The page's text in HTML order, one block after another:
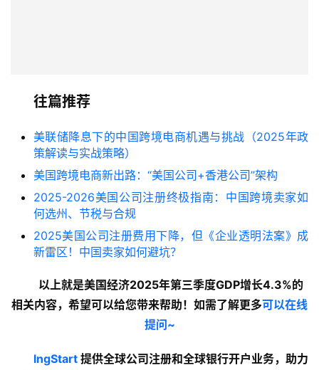
往篇推荐
美联储降息下的中国跨境电商机遇与挑战（2025年政
策解读与实战策略）
美国跨境电商新出路：“美国公司+香港公司”架构
2025-2026美国公司注册终极指南：中国跨境卖家如
何选州、节税与合规
2025美国公司注册费用下降，但《企业透明法案》成
新雷区！中国卖家如何避坑？
以上就是美国经济2025年第三季度GDP增长4.3%的
相关内容，希望可以给您带来帮助！如需了解更多可以在线
提问~
lngStart 提供全球公司注册和全球银行开户业务，助力